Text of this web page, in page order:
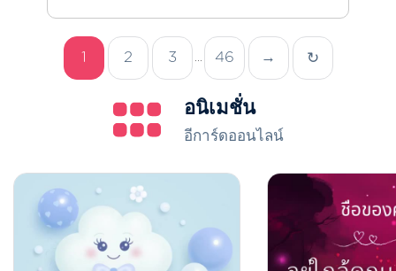
1 2 3 46 → ↻
อนิเมชั่น
อีการ์ดออนไลน์